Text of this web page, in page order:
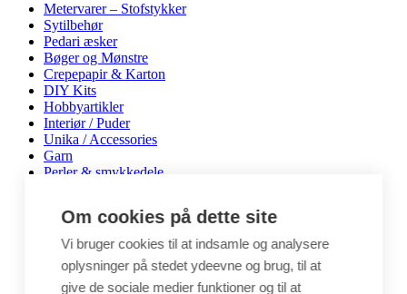
Metervarer – Stofstykker
Sytilbehør
Pedari æsker
Bøger og Mønstre
Crepepapir & Karton
DIY Kits
Hobbyartikler
Interiør / Puder
Unika / Accessories
Garn
Perler & smykkedele
Byggesæt
Leg
Shop
Metervarer
Om cookies på dette site
Vi bruger cookies til at indsamle og analysere
oplysninger på stedet ydeevne og brug, til at
give de sociale medier funktioner og til at